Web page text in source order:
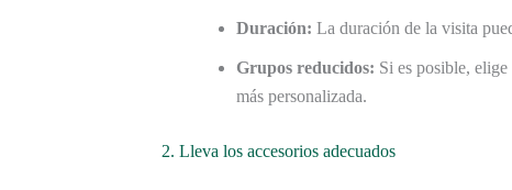
Duración: La duración de la visita
Grupos reducidos: Si es posible,
más personalizada.
2. Lleva los accesorios adecuados